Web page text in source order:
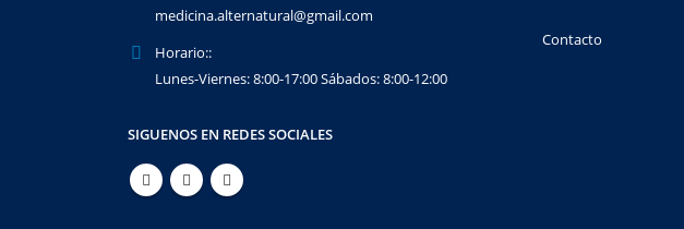
medicina.alternatural@gmail.com
Horario::
Lunes-Viernes: 8:00-17:00 Sábados: 8:00-12:00
SIGUENOS EN REDES SOCIALES
Contacto